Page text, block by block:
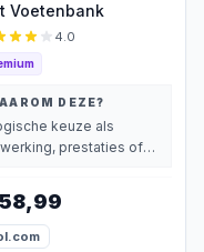
Voetenbank
4.0
DEZE?
keuze als
prestaties of